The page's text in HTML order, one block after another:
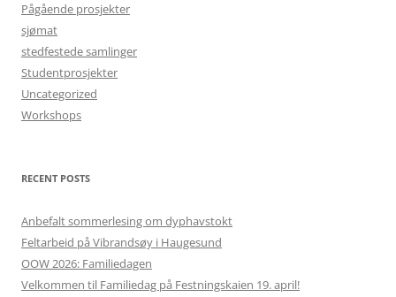
Pågående prosjekter
sjømat
stedfestede samlinger
Studentprosjekter
Uncategorized
Workshops
RECENT POSTS
Anbefalt sommerlesing om dyphavstokt
Feltarbeid på Vibrandsøy i Haugesund
OOW 2026: Familiedagen
Velkommen til Familiedag på Festningskaien 19. april!